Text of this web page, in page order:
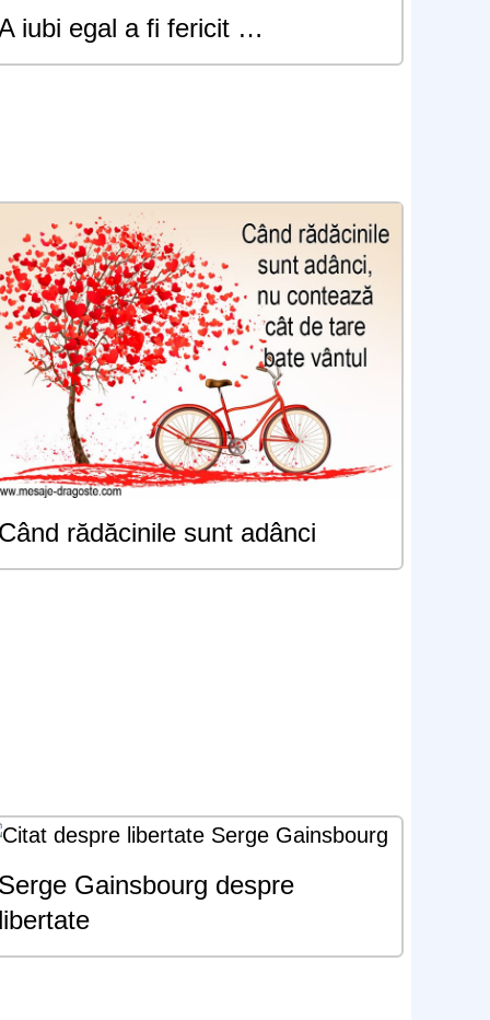
iubi egal a fi fericit …
rădăcinile sunt adânci
Gainsbourg despre